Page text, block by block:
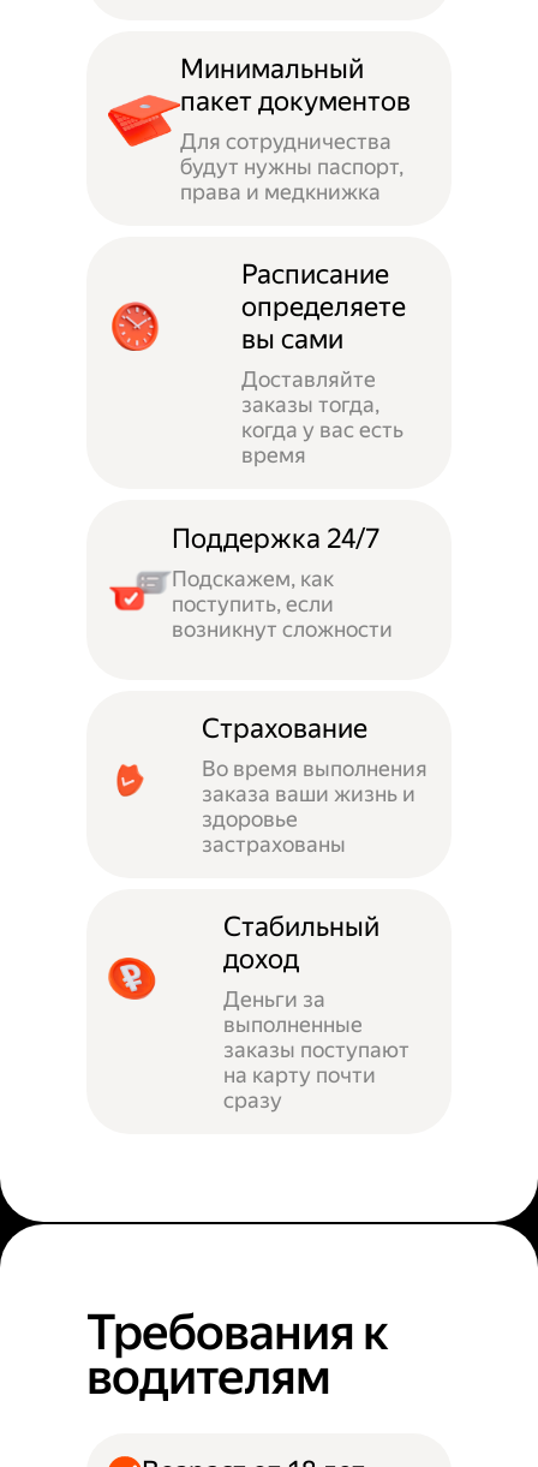
Минимальный
пакет документов
Для сотрудничества
будут нужны паспорт,
права и медкнижка
Расписание
определяете
вы сами
Доставляйте
заказы тогда,
когда у вас есть
время
Поддержка 24/7
Подскажем, как
поступить, если
возникнут сложности
Страхование
Во время выполнения
заказа ваши жизнь и
здоровье
застрахованы
Стабильный
доход
Деньги за
выполненные
заказы поступают
на карту почти
сразу
Требования к
водителям